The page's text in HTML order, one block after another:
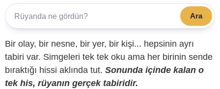
Ara
Bir olay, bir nesne, bir yer, bir kişi... hepsinin ayrı
tabiri var. Simgeleri tek tek oku ama her birinin sende
bıraktığı hissi aklında tut. Sonunda içinde kalan o
tek his, rüyanın gerçek tabiridir.